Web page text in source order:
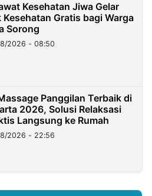
Kesehatan Jiwa Gelar
Kesehatan Gratis bagi Warga
Sorong
2026 - 08:50
Panggilan Terbaik di
2026, Solusi Relaksasi
Langsung ke Rumah
2026 - 22:56